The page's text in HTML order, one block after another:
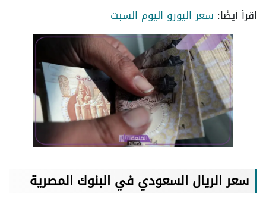
اقرأ أيضًا: سعر اليورو اليوم السبت
سعر الريال السعودي في البنوك المصرية